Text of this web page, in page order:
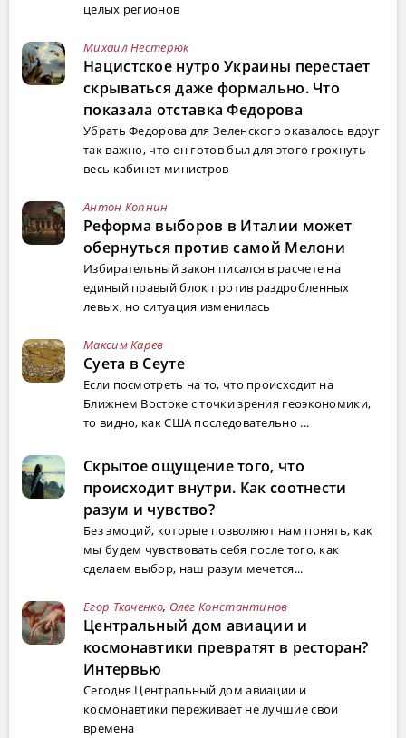
целых регионов
Михаил Нестерюк
Нацистское нутро Украины перестает
скрываться даже формально. Что
показала отставка Федорова
Убрать Федорова для Зеленского оказалось вдруг
так важно, что он готов был для этого грохнуть
весь кабинет министров
Антон Копнин
Реформа выборов в Италии может
обернуться против самой Мелони
Избирательный закон писался в расчете на
единый правый блок против раздробленных
левых, но ситуация изменилась
Максим Карев
Суета в Сеуте
Если посмотреть на то, что происходит на
Ближнем Востоке с точки зрения геоэкономики,
то видно, как США последовательно ...
Скрытое ощущение того, что
происходит внутри. Как соотнести
разум и чувство?
Без эмоций, которые позволяют нам понять, как
мы будем чувствовать себя после того, как
сделаем выбор, наш разум мечется...
Егор Ткаченко, Олег Константинов
Центральный дом авиации и
космонавтики превратят в ресторан?
Интервью
Сегодня Центральный дом авиации и
космонавтики переживает не лучшие свои
времена